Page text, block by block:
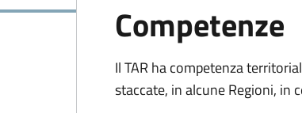
Competenze
Il TAR ha competenza
staccate, in alcune Regioni, in